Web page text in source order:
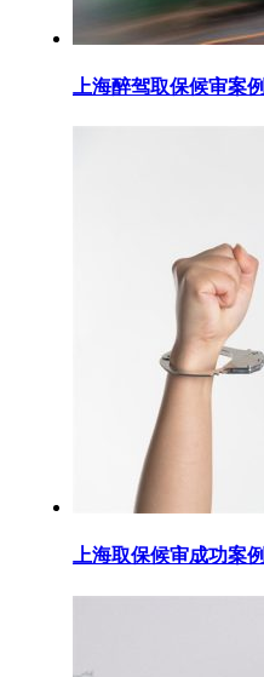
上海醉驾取保候审案例
上海取保候审成功案例